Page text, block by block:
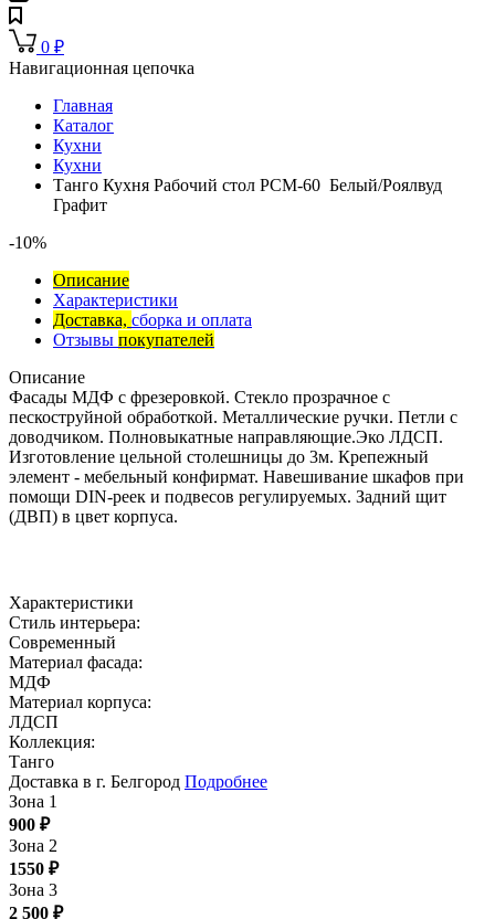
0 ₽
Навигационная цепочка
Главная
Каталог
Кухни
Кухни
Танго Кухня Рабочий стол РСМ-60 Белый/Роялвуд
Графит
-10%
Описание
Характеристики
Доставка, сборка и оплата
Отзывы покупателей
Описание
Фасады МДФ с фрезеровкой. Стекло прозрачное с
пескоструйной обработкой. Металлические ручки. Петли с
доводчиком. Полновыкатные направляющие.Эко ЛДСП.
Изготовление цельной столешницы до 3м. Крепежный
элемент - мебельный конфирмат. Навешивание шкафов при
помощи DIN-реек и подвесов регулируемых. Задний щит
(ДВП) в цвет корпуса.
Характеристики
Стиль интерьера:
Современный
Материал фасада:
МДФ
Материал корпуса:
ЛДСП
Коллекция:
Танго
Доставка в г. Белгород Подробнее
Зона 1
900 ₽
Зона 2
1550 ₽
Зона 3
2 500 ₽